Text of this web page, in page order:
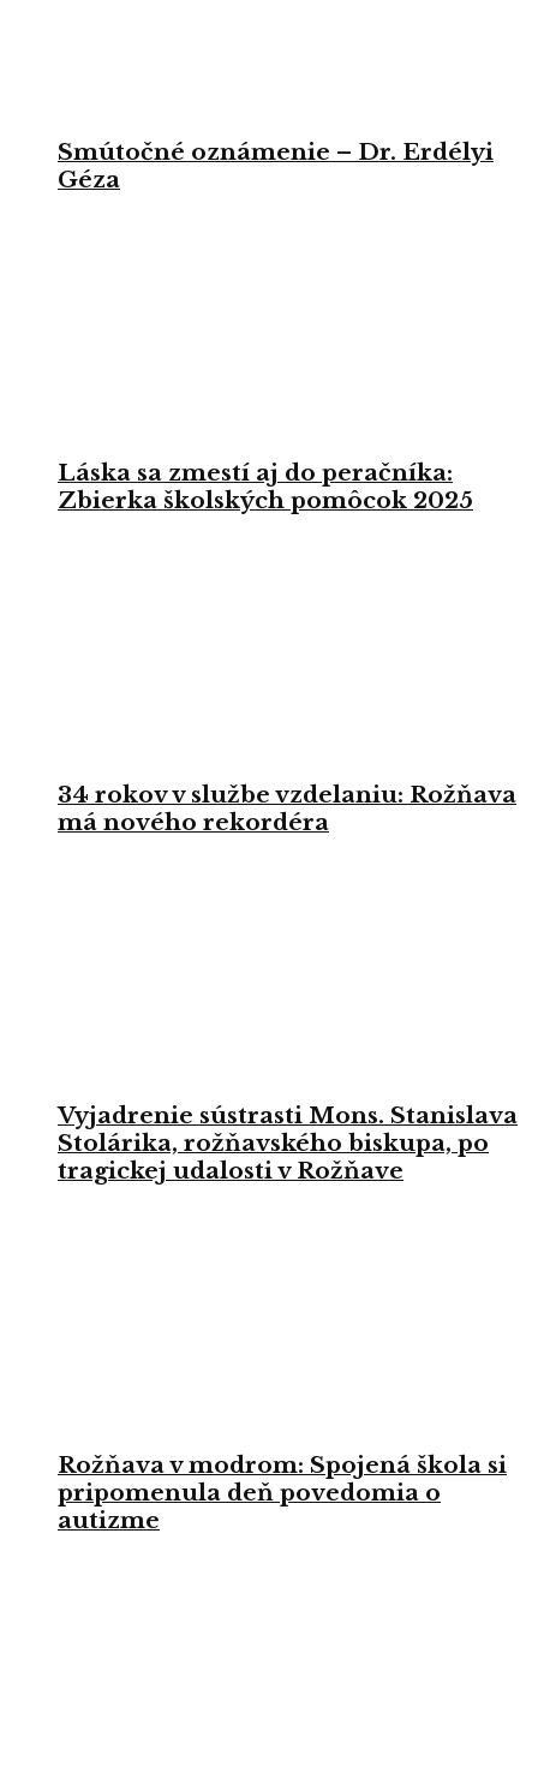
Smútočné oznámenie – Dr. Erdélyi
Géza
Láska sa zmestí aj do peračníka:
Zbierka školských pomôcok 2025
34 rokov v službe vzdelaniu: Rožňava
má nového rekordéra
Vyjadrenie sústrasti Mons. Stanislava
Stolárika, rožňavského biskupa, po
tragickej udalosti v Rožňave
Rožňava v modrom: Spojená škola si
pripomenula deň povedomia o
autizme